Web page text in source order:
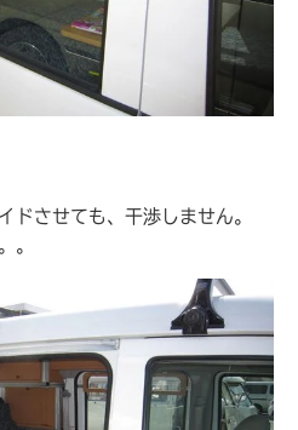
ドさせても、干渉しません。
。